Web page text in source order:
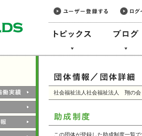
社会福祉法人社会福祉法人 翔の会
この団体が登録した助成制度一覧